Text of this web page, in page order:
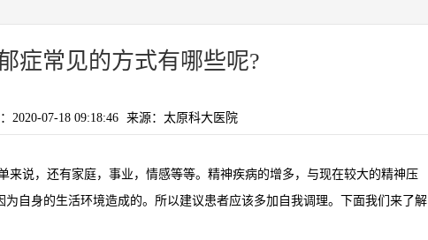
症常见的方式有哪些呢?
2020-07-18 09:18:46 来源：太原科大医院
说，还有家庭，事业，情感等等。精神疾病的增多，与现在较大的精神压
自身的生活环境造成的。所以建议患者应该多加自我调理。下面我们来了解